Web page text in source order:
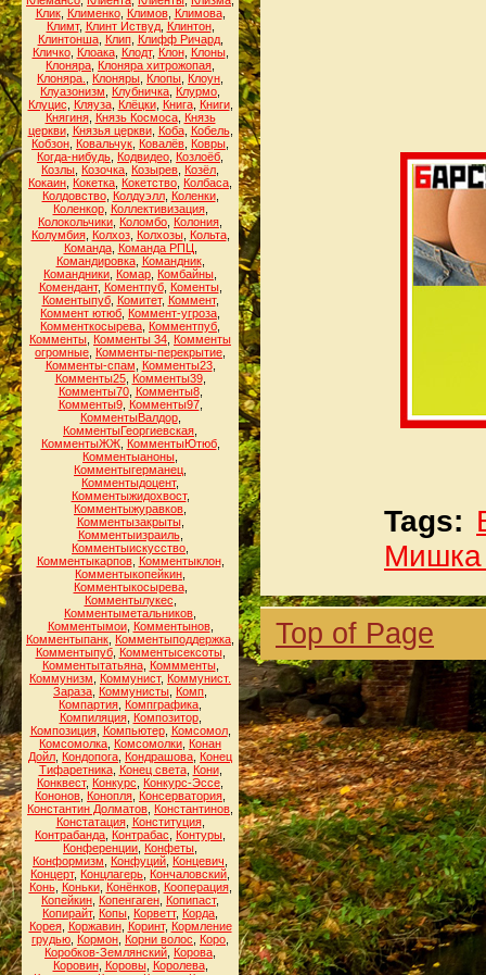
Клик, Клименко, Климов, Климова,
Климт, Клинт Иствуд, Клинтон,
Клинтонша, Клип, Клифф Ричард,
Кличко, Клоака, Клодт, Клон, Клоны,
Клоняра Клоняра хитрожопая
Клоняра.
Клоняры Клопы Клоун
Клуазонизм
Клубничка Клурмо
Клуцис
Кляуза, Клёцки, Книга, Книги,
Княгиня, Князь Космоса, Князь
церкви, Князья церкви, Коба, Кобель,
Кобзон Ковальчук Ковалёв Ковры
Когда-нибудь Кодвидео Козлоёб
Козлы Козочка Козырев Козёл
Кокаин Кокетка Кокетство Колбаса
Колдовство, Колдуэлл, Коленки,
Коленкор, Коллективизация,
Колокольчики Коломбо Колония
Колумбия, Колхоз, Колхозы, Кольта,
Команда, Команда РПЦ
Командировка, Командник,
Командники Комар Комбайны
Комендант, Коментпуб, Коменты,
Коментыпуб, Комитет, Коммент,
Коммент ютюб Коммент-угроза
Комменткосырева Комментпуб
Комменты Комменты 34 Комменты
огромные Комменты-перекрытие
Комменты-спам
Комменты23,
Комменты25, Комменты39,
Комменты70, Комменты8,
Комменты9, Комменты97,
КомментыВалдор,
КомментыГеоргиевская
КомментыЖЖ, КомментыЮтюб,
Комментыаноны
Комментыгерманец
Комментыдоцент,
Комментыжидохвост,
Комментыжуравков
Комментызакрыты,
Комментыизраиль,
Комментыискусство
Комментыкарпов, Комментыклон,
Комментыкопейкин
Комментыкосырева,
Комментылукес
Комментыметальников
Комментымои, Комментынов,
Комментыпанк Комментыподдержка
Комментыпуб, Комментысексоты,
Комментытатьяна, Коммменты,
Коммунизм
Коммунист, Коммунист.
Зараза Коммунисты Комп
Компартия Компграфика
Компиляция, Композитор,
Композиция, Компьютер, Комсомол,
Комсомолка Комсомолки Конан
Дойл Кондопога Кондрашова Конец
Тифаретника, Конец света, Кони,
Конквест, Конкурс Конкурс-Эссе
Кононов Конопля Консерватория
Константин Долматов Константинов
Констатация, Конституция,
Контрабанда Контрабас Контуры
Конференции Конфеты
Конформизм
Конфуций Концевич
Концерт, Концлагерь Кончаловский
Конь, Коньки, Конёнков, Кооперация,
Копейкин Копенгаген Копипаст,
Копирайт, Копы Корветт, Корда
Корея, Коржавин, Коринт, Кормление
грудью Кормон Корни волос Коро
Коробков-Землянский Корова
Коровин, Коровы, Королева,
Tags:
Top of Page